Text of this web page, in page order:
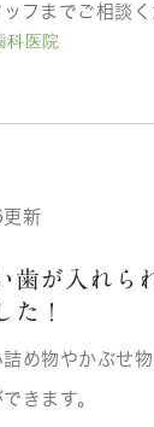
フまでご相談
科医院
新
歯が入れら
た！
め物やかぶせ
きます。